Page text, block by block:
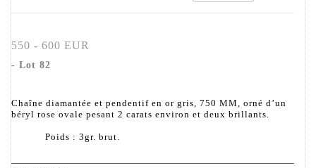
550 - 600 EUR
- Lot 82
Chaîne diamantée et pendentif en or gris, 750 MM, orné d’un
béryl rose ovale pesant 2 carats environ et deux brillants.
Poids : 3gr. brut.